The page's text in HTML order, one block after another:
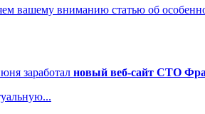
вашему вниманию статью об
заработал новый веб-сайт СТО